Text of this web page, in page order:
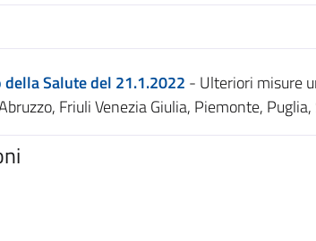
Salute del 21.1.2022 - Ulteriori misure
Friuli Venezia Giulia, Piemonte,